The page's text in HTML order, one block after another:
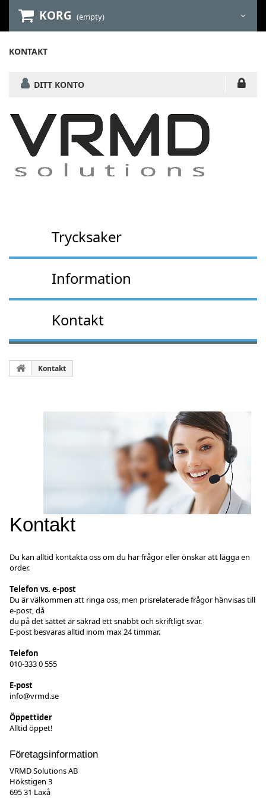
KORG (empty)
KONTAKT
DITT KONTO
Trycksaker
Information
Kontakt
Kontakt
Kontakt
Du kan alltid kontakta oss om du har frågor eller önskar att lägga en
order.
Telefon vs. e-post
Du är välkommen att ringa oss, men prisrelaterade frågor hänvisas till
e-post, då
du på det sättet är säkrad ett snabbt och skriftligt svar.
E-post besvaras alltid inom max 24 timmar.
Telefon
010-333 0 555
E-post
info@vrmd.se
Öppettider
Alltid öppet!
Företagsinformation
VRMD Solutions AB
Hökstigen 3
695 31 Laxå